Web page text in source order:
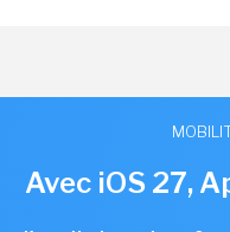
Avec iOS 27,